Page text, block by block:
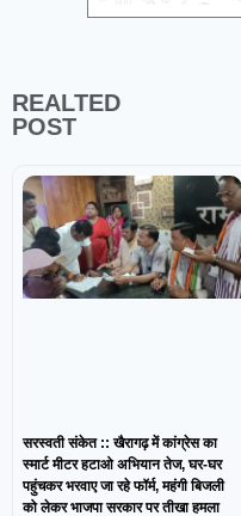
REALTED
POST
सरस्वती संकेत :: खैरागढ़ में कांग्रेस का
स्मार्ट मीटर हटाओ अभियान तेज, घर-घर
पहुंचकर भरवाए जा रहे फॉर्म, महंगी बिजली
को लेकर भाजपा सरकार पर तीखा हमला